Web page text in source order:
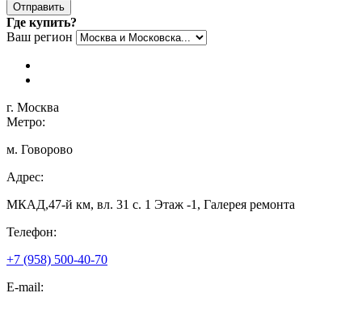
Отправить
Где купить?
Ваш регион
г. Москва
Метро:
м. Говорово
Адрес:
МКАД,47-й км, вл. 31 с. 1 Этаж -1, Галерея ремонта
Телефон:
+7 (958) 500-40-70
E-mail: